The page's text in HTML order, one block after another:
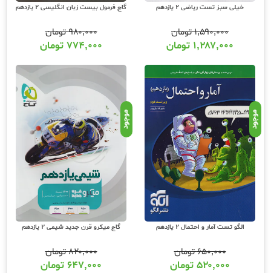
خیلی سبز تست ریاضی 2 یازدهم
۱,۵۹۰,۰۰۰تومان
۱,۲۸۷,۰۰۰ تومان
گاج فرمول بیست زبان انگلیسی 2 یازدهم
۹۸۰,۰۰۰تومان
۷۷۴,۰۰۰ تومان
موجود
الگو تست آمار و احتمال 2 یازدهم
۶۵۰,۰۰۰تومان
۵۲۰,۰۰۰ تومان
موجود
گاج میکرو قرن جدید شیمی 2 یازدهم
۸۲۰,۰۰۰تومان
۶۴۷,۰۰۰ تومان